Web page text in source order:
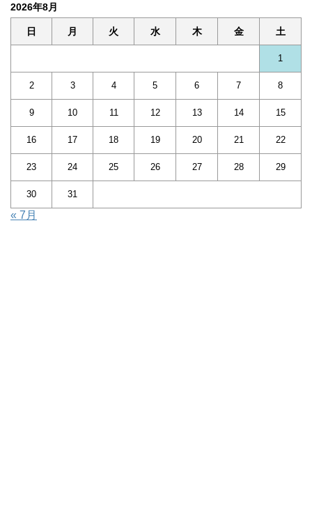
2026年8月
日 月 火 水 木 金 土
1
2 3 4 5 6 7 8
9 10 11 12 13 14 15
16 17 18 19 20 21 22
23 24 25 26 27 28 29
30 31
« 7月